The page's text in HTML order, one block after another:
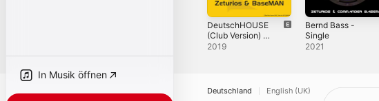
In Musik öffnen
DeutschHOUSE
(Club Version) -
Single
2019
Bernd Bass -
Single
2021
Deutschland English (UK)